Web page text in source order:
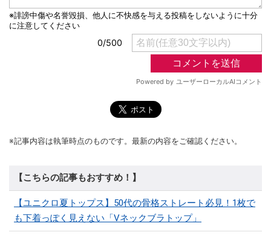
※記事内容は執筆時点のものです。最新の内容をご確認ください。
【こちらの記事もおすすめ！】
【ユニクロ夏トップス】50代の骨格ストレート必見！1枚で
も下着っぽく見えない「Vネックブラトップ」